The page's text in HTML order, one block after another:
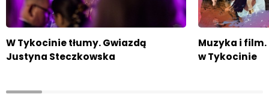
W Tykocinie tłumy. Gwiazdą
Justyna Steczkowska
Muzyka i
w Tykocinie